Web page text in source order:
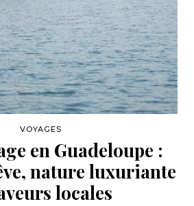
VOYAGES
en Guadeloupe :
nature luxuriante
locales